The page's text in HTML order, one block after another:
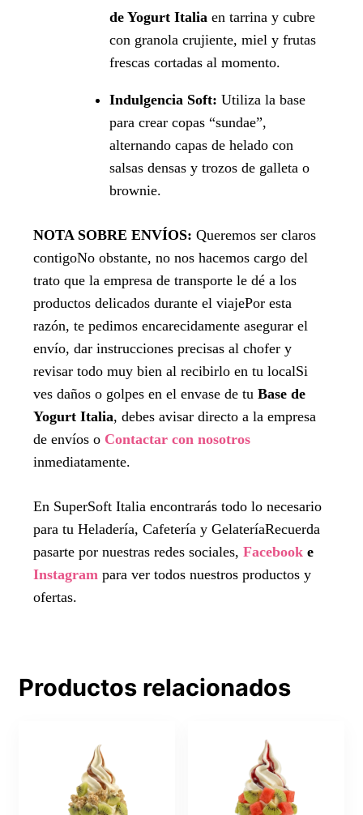
de Yogurt Italia en tarrina y cubre
con granola crujiente, miel y frutas
frescas cortadas al momento.
Indulgencia Soft: Utiliza la base
para crear copas “sundae”,
alternando capas de helado con
salsas densas y trozos de galleta o
brownie.
NOTA SOBRE ENVÍOS: Queremos ser claros
contigoNo obstante, no nos hacemos cargo del
trato que la empresa de transporte le dé a los
productos delicados durante el viajePor esta
razón, te pedimos encarecidamente asegurar el
envío, dar instrucciones precisas al chofer y
revisar todo muy bien al recibirlo en tu localSi
ves daños o golpes en el envase de tu Base de
Yogurt Italia, debes avisar directo a la empresa
de envíos o Contactar con nosotros
inmediatamente.
En SuperSoft Italia encontrarás todo lo necesario
para tu Heladería, Cafetería y GelateríaRecuerda
pasarte por nuestras redes sociales, Facebook e
Instagram para ver todos nuestros productos y
ofertas.
Productos relacionados